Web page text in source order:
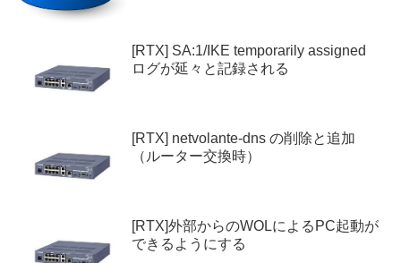
[RTX] SA:1/IKE temporarily assigned
ログが延々と記録される
[RTX] netvolante-dns の削除と追加
（ルーター交換時）
[RTX]外部からのWOLによるPC起動が
できるようにする